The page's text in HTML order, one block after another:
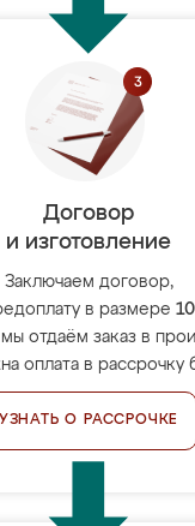
Договор
и изготовление
Заключаем договор,
в размере
отдаём заказ в
оплата в рассрочку
УЗНАТЬ О РАССРОЧКЕ